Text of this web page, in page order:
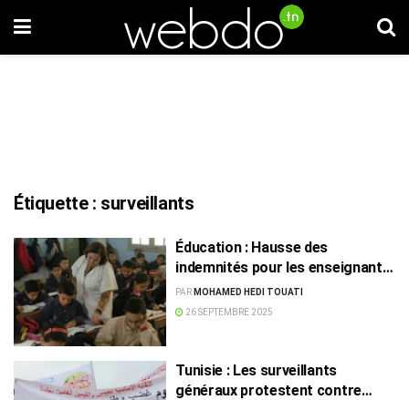
Étiquette : surveillants
Éducation : Hausse des
indemnités pour les enseignants
et cadres, avec effets
rétroactifs
PAR MOHAMED HEDI TOUATI
26 SEPTEMBRE 2025
Tunisie : Les surveillants
généraux protestent contre